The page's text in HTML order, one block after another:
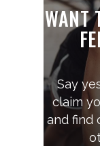
WANT
Say
claim
and find